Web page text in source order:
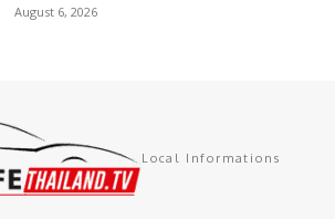
August 6, 2026
Local Informations